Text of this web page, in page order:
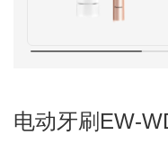
电动牙刷EW-